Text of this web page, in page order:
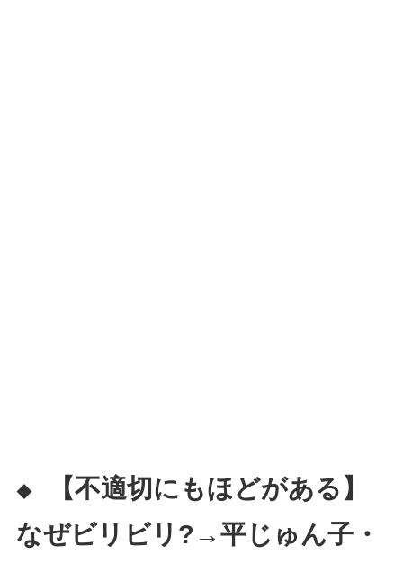
◆
【不適切にもほどがある】
なぜビリビリ?→平じゅん子・